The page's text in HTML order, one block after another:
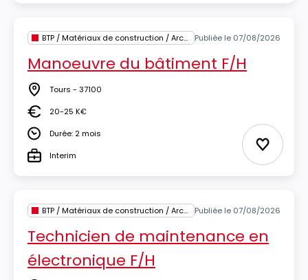
BTP / Matériaux de construction / Architecture Publiée le 07/08/2026
Manoeuvre du bâtiment F/H
Lieu Tours - 37100
Salaire20-25 K€
DuréeDurée: 2 mois
TypeInterim Ajouter
BTP / Matériaux de construction / Architecture Publiée le 07/08/2026
Technicien de maintenance en
électronique F/H